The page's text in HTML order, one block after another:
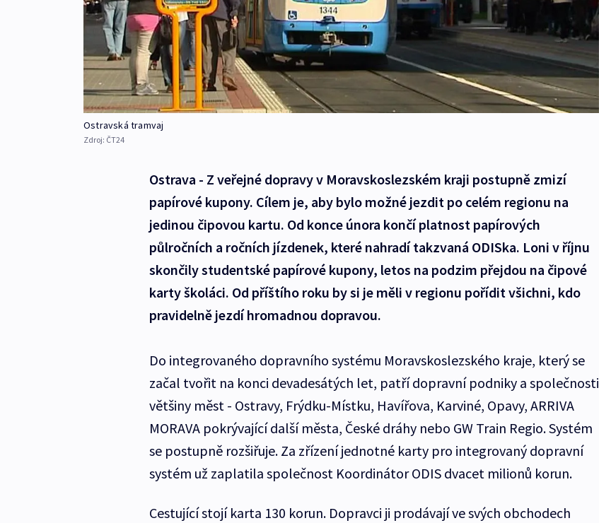
Ostravská tramvaj
Zdroj: ČT24
Ostrava - Z veřejné dopravy v Moravskoslezském kraji postupně zmizí
papírové kupony. Cílem je, aby bylo možné jezdit po celém regionu na
jedinou čipovou kartu. Od konce února končí platnost papírových
půlročních a ročních jízdenek, které nahradí takzvaná ODISka. Loni v říjnu
skončily studentské papírové kupony, letos na podzim přejdou na čipové
karty školáci. Od příštího roku by si je měli v regionu pořídit všichni, kdo
pravidelně jezdí hromadnou dopravou.
Do integrovaného dopravního systému Moravskoslezského kraje, který se
začal tvořit na konci devadesátých let, patří dopravní podniky a společnosti
většiny měst - Ostravy, Frýdku-Místku, Havířova, Karviné, Opavy, ARRIVA
MORAVA pokrývající další města, České dráhy nebo GW Train Regio. Systém
se postupně rozšiřuje. Za zřízení jednotné karty pro integrovaný dopravní
systém už zaplatila společnost Koordinátor ODIS dvacet milionů korun.
Cestující stojí karta 130 korun. Dopravci ji prodávají ve svých obchodech